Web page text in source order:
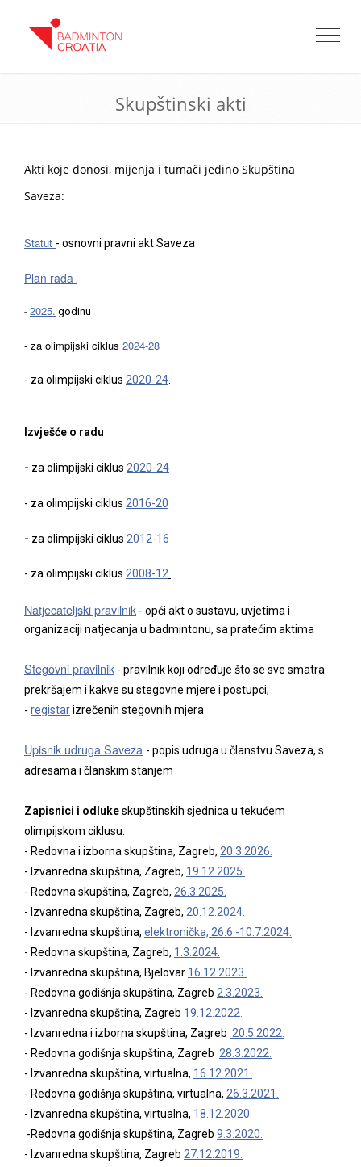
Toggle
Skupštinski akti
Akti koje donosi, mijenja i tumači jedino Skupština
Saveza:
Statut - osnovni pravni akt Saveza
Plan rada
- 2025. godinu
- za olimpijski ciklus 2024-28
- za olimpijski ciklus 2020-24
Izvješće o radu
- za olimpijski ciklus 2020-24
- za olimpijski ciklus 2016-20
- za olimpijski ciklus 2012-16
- za olimpijski ciklus 2008-12
Natjecateljski pravilnik - opći akt o sustavu, uvjetima i
organizaciji natjecanja u badmintonu, sa pratećim aktima
Stegovni pravilnik - pravilnik koji određuje što se sve smatra
prekršajem i kakve su stegovne mjere i postupci;
- registarizrečenih stegovnih mjera
Upisnik udruga Saveza - popis udruga u članstvu Saveza, s
adresama i članskim stanjem
Zapisnici i odlukeskupštinskih sjednica u tekućem
olimpijskom ciklusu:
- Redovna i izborna skupština, Zagreb, 20.3.2026.
- Izvanredna skupština, Zagreb, 19.12.2025.
- Redovna skupština, Zagreb, 26.3.2025.
- Izvanredna skupština, Zagreb, 20.12.2024.
- Izvanredna skupština, elektronička, 26.6.-10.7.2024.
- Redovna skupština, Zagreb, 1.3.2024.
- Izvanredna skupština, Bjelovar 16.12.2023.
- Redovna godišnja skupština, Zagreb 2.3.2023.
- Izvanredna skupština, Zagreb 19.12.2022.
- Izvanredna i izborna skupština, Zagreb 20.5.2022.
- Redovna godišnja skupština, Zagreb 28.3.2022.
- Izvanredna skupština, virtualna, 16.12.2021.
- Redovna godišnja skupština, virtualna, 26.3.2021.
- Izvanredna skupština, virtualna, 18.12.2020.
-Redovna godišnja skupština, Zagreb 9.3.2020.
- Izvanredna skupština, Zagreb 27.12.2019.